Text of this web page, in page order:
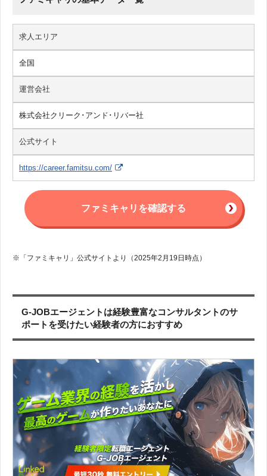
求人エリア
全国
運営会社
株式会社クリーク･アンド･リバー社
公式サイト
https://career.famitsu.com/
ファミキャリを確認する
※「ファミキャリ」公式サイトより（2025年2月19日時点）
G-JOBエージェントは経験豊富なコンサルタントのサ
ポートを受けたい経験者の方におすすめ